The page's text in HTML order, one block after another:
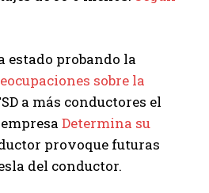
estado probando la
sobre la
a más conductores el
Determina su
provoque futuras
del conductor.